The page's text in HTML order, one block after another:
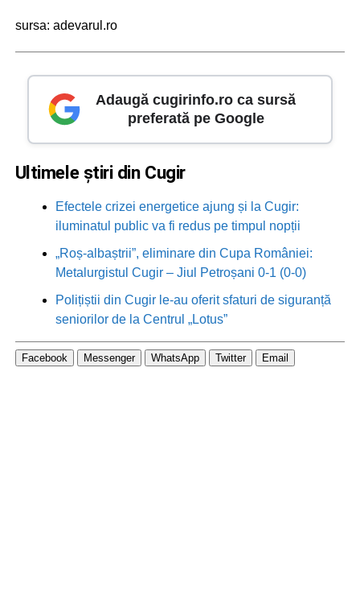
sursa: adevarul.ro
Adaugă cugirinfo.ro ca sursă
preferată pe Google
Ultimele știri din Cugir
Efectele crizei energetice ajung și la Cugir:
iluminatul public va fi redus pe timpul nopții
„Roș-albaștrii”, eliminare din Cupa României:
Metalurgistul Cugir – Jiul Petroșani 0-1 (0-0)
Polițiștii din Cugir le-au oferit sfaturi de siguranță
seniorilor de la Centrul „Lotus”
Facebook Messenger WhatsApp Twitter Email